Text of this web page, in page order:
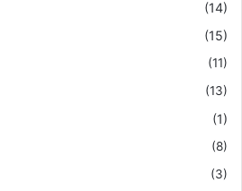
(14)
(15)
(11)
(13)
(1)
(8)
(3)